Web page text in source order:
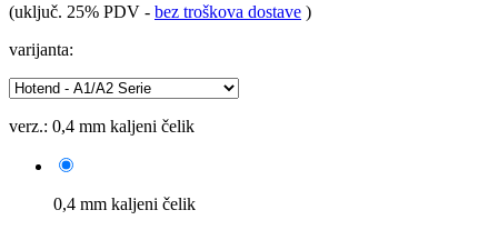
(uključ. 25% PDV - bez troškova dostave )
varijanta:
verz.: 0,4 mm kaljeni čelik
0,4 mm kaljeni čelik